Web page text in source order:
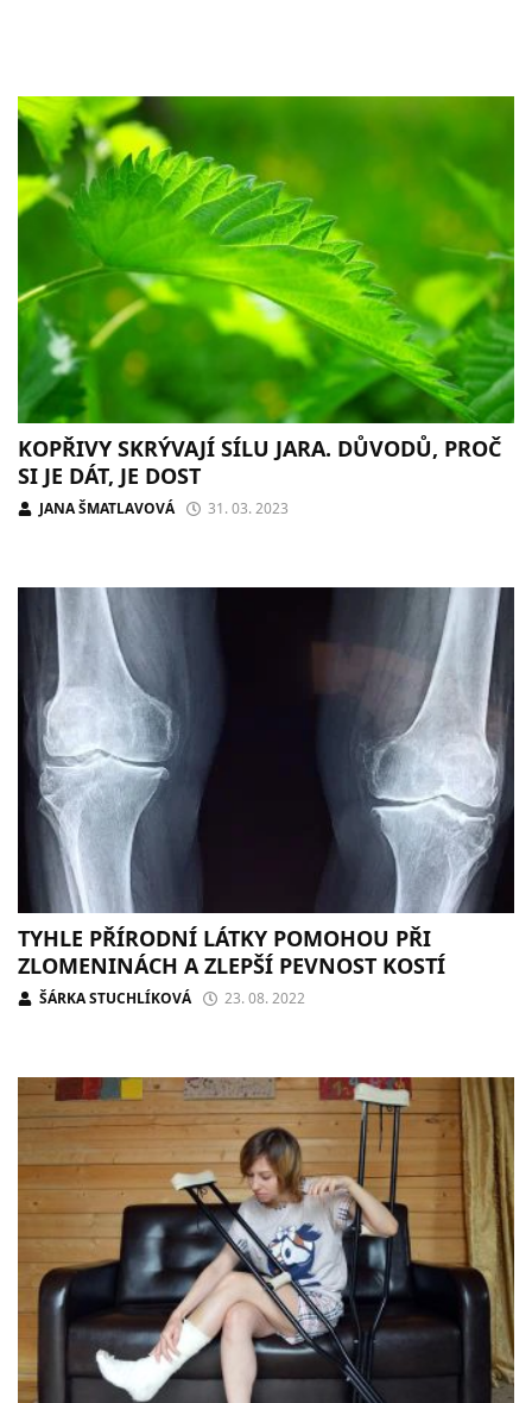
KOPŘIVY SKRÝVAJÍ SÍLU JARA. DŮVODŮ, PROČ
SI JE DÁT, JE DOST
JANA ŠMATLAVOVÁ 31. 03. 2023
TYHLE PŘÍRODNÍ LÁTKY POMOHOU PŘI
ZLOMENINÁCH A ZLEPŠÍ PEVNOST KOSTÍ
ŠÁRKA STUCHLÍKOVÁ 23. 08. 2022